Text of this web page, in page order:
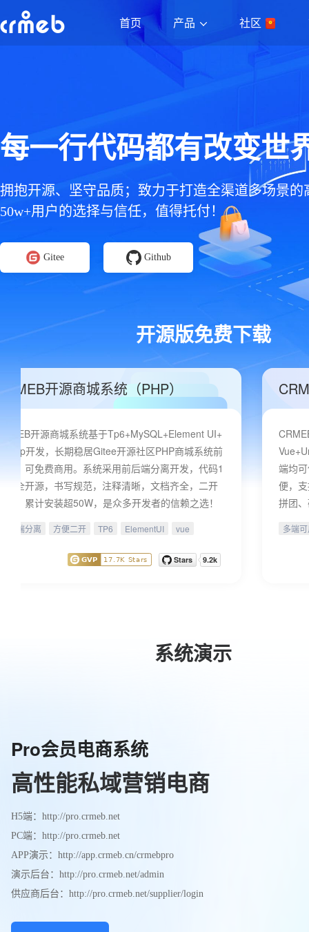
首页 产品 社区
每一行代码都有改变世
拥抱开源、坚守品质；致力于打造全渠道多场景
50w+用户的选择与信任，值得托付！
Gitee Github
开源版免费下载
开源商城系统（PHP）
开源商城系统基于Tp6+MySQL+Element UI+
开发，长期稳居Gitee开源社区PHP商城系统前
名，可免费商用。系统采用前后端分离开发，代码1
全开源，书写规范，注释清晰，文档齐全，二开
便，累计安装超50W，是众多开发者的信赖之选！
前后端分离 方便二开 TP6 ElementUI vue
端均
便，
拼团
多端
系统演示
Pro会员电商系统
高性能私域营销电商
H5端： http://pro.crmeb.net
PC端： http://pro.crmeb.net
APP演示： http://app.crmeb.cn/crmebpro
演示后台： http://pro.crmeb.net/admin
供应商后台： http://pro.crmeb.net/supplier/login